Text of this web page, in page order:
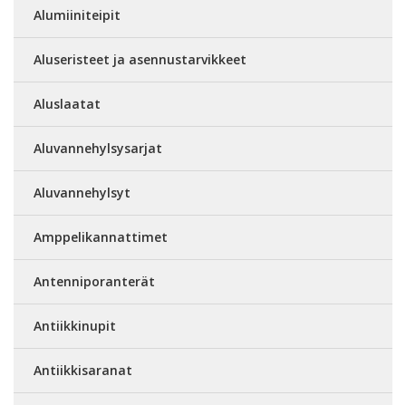
Alumiiniteipit
Aluseristeet ja asennustarvikkeet
Aluslaatat
Aluvannehylsysarjat
Aluvannehylsyt
Amppelikannattimet
Antenniporanterät
Antiikkinupit
Antiikkisaranat